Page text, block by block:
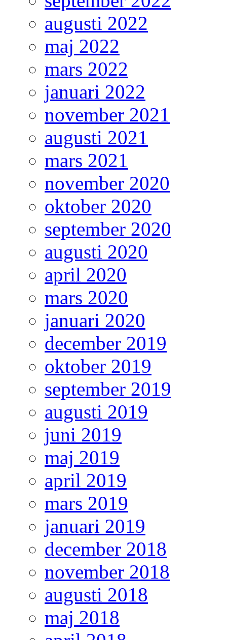
augusti 2022
maj 2022
mars 2022
januari 2022
november 2021
augusti 2021
mars 2021
november 2020
oktober 2020
september 2020
augusti 2020
april 2020
mars 2020
januari 2020
december 2019
oktober 2019
september 2019
augusti 2019
juni 2019
maj 2019
april 2019
mars 2019
januari 2019
december 2018
november 2018
augusti 2018
maj 2018